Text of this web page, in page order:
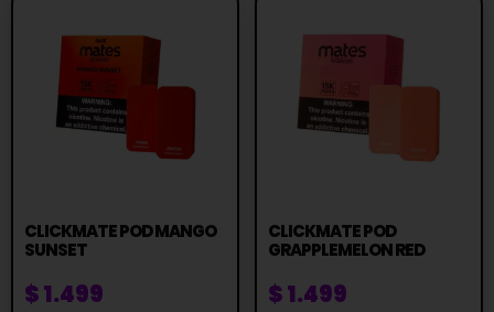
CLICKMATE POD MANGO
SUNSET
$1.499
CLICKMATE POD
GRAPPLEMELON RED
$1.499